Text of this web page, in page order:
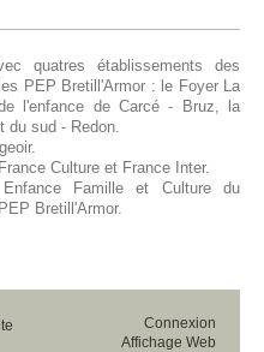
quatres établissements des
PEP Bretill'Armor : le Foyer La
l'enfance de Carcé - Bruz, la
du sud - Redon.
Culture et France Inter.
Famille et Culture du
Bretill'Armor.
Connexion
Affichage Web